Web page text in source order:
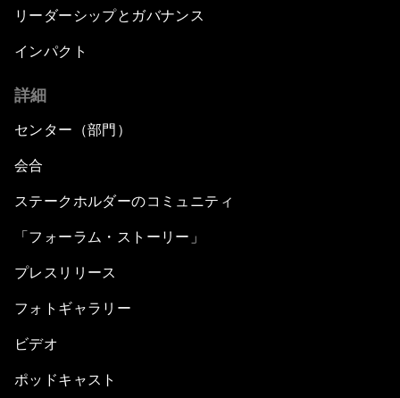
リーダーシップとガバナンス
インパクト
詳細
センター（部門）
会合
ステークホルダーのコミュニティ
「フォーラム・ストーリー」
プレスリリース
フォトギャラリー
ビデオ
ポッドキャスト